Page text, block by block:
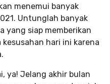
menemui banyak
Untunglah banyak
yang siap memberikan
hari ini karena
ya! Jelang akhir bulan